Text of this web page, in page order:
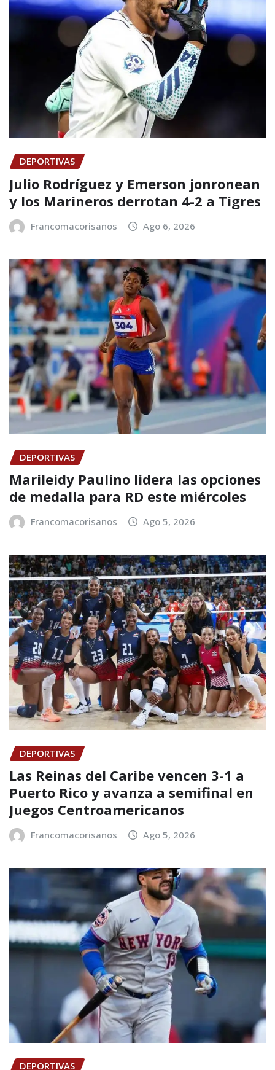
DEPORTIVAS
Julio Rodríguez y Emerson jonronean
y los Marineros derrotan 4-2 a Tigres
Francomacorisanos Ago 6, 2026
DEPORTIVAS
Marileidy Paulino lidera las opciones
de medalla para RD este miércoles
Francomacorisanos Ago 5, 2026
DEPORTIVAS
Las Reinas del Caribe vencen 3-1 a
Puerto Rico y avanza a semifinal en
Juegos Centroamericanos
Francomacorisanos Ago 5, 2026
DEPORTIVAS